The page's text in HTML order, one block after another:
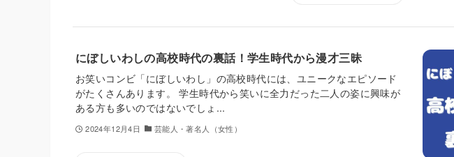
にぼしいわしの高校時代の裏話！学生時代から漫才三昧
お笑いコンビ「にぼしいわし」の高校時代には、ユニークなエピソード
がたくさんあります。 学生時代から笑いに全力だった二人の姿に興味が
ある方も多いのではないでしょ...
2024年12月4日 芸能人・著名人（女性）